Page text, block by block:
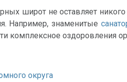
широт не оставляет
Например, знаменитые
комплексное оздоровления
округа